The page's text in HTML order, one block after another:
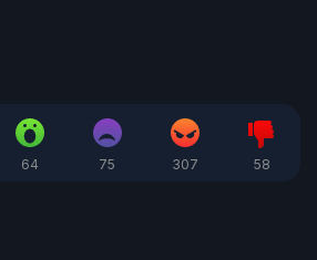
64 75 307 58